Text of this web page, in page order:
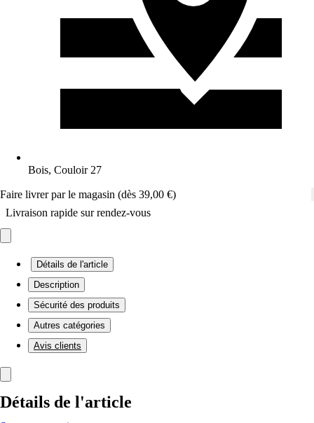
Bois, Couloir 27
Faire livrer par le magasin (dès 39,00 €)
Livraison rapide sur rendez-vous
Détails de l'article
Description
Sécurité des produits
Autres catégories
Avis clients
Détails de l'article